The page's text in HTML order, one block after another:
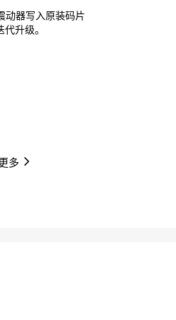
动器写入原装码片
升级。
多